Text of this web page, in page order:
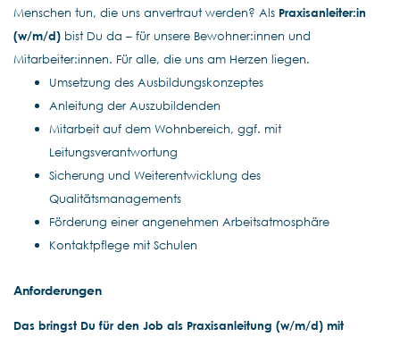
Menschen tun, die uns anvertraut werden? Als Praxisanleiter:in
(w/m/d) bist Du da – für unsere Bewohner:innen und
Mitarbeiter:innen. Für alle, die uns am Herzen liegen.
Umsetzung des Ausbildungskonzeptes
Anleitung der Auszubildenden
Mitarbeit auf dem Wohnbereich, ggf. mit
Leitungsverantwortung
Sicherung und Weiterentwicklung des
Qualitätsmanagements
Förderung einer angenehmen Arbeitsatmosphäre
Kontaktpflege mit Schulen
Anforderungen
Das bringst Du für den Job als Praxisanleitung (w/m/d) mit